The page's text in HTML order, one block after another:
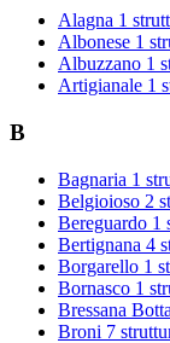
Alagna 1
Albonese 1
Albuzzano 1
Artigianale 1
B
Bagnaria 1
Belgioioso 2
Bereguardo 1
Bertignana 4
Borgarello 1
Bornasco 1
Bressana
Broni 7